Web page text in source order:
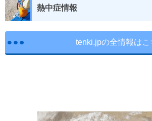
熱中症情報
tenki.jpの全情報はこ